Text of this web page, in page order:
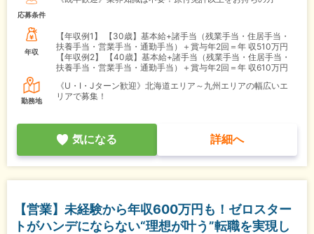
応募条件
年収
【年収例1】
【30歳】基本給+諸手当（残業手当・住居手当・
扶養手当・営業手当・通勤手当）＋賞与年2回＝年 収510万円
【年収例2】
【40歳】基本給+諸手当（残業手当・住居手当・
扶養手当・営業手当・通勤手当）＋賞与年2回＝年 収610万円
勤務地
《U・I・Jターン歓迎》北海道エリア～九州エリアの幅広いエ
リアで募集！
気になる 詳細へ
【営業】未経験から年収600万円も！ゼロスター
トがハンデにならない“理想が叶う”転職を実現し